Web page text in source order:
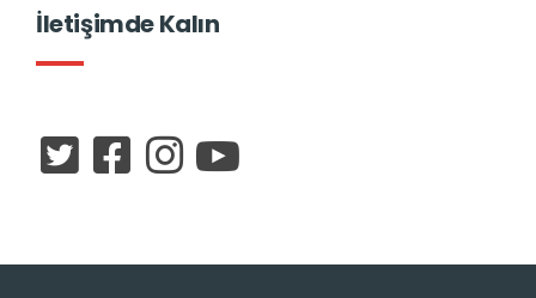
İletişimde Kalın